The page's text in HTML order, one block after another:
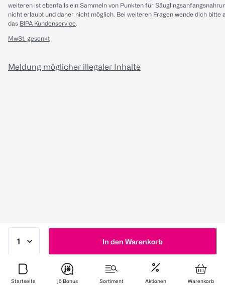
In den Warenkorb
weiteren ist ebenfalls ein Sammeln von Punkten für
nicht erlaubt und daher nicht möglich. Bei weiteren Fragen wende dich bitte
das BIPA Kundenservice.
MwSt. gesenkt
Meldung möglicher illegaler Inhalte
Startseite jö Bonus Sortiment Aktionen Warenkorb